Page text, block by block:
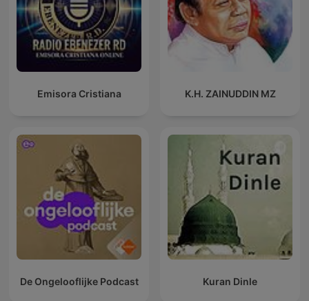
Emisora Cristiana K.H. ZAINUDDIN MZ
De Ongelooflijke Podcast Kuran Dinle